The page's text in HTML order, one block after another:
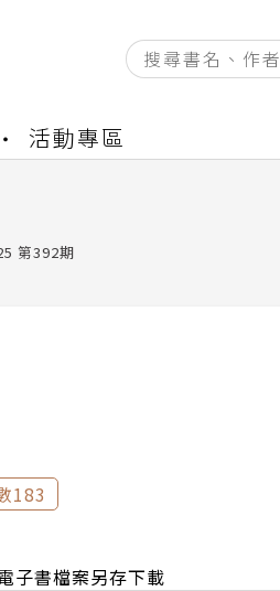
活動專區
第392期
183
書檔案另存下載